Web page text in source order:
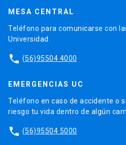
MESA CENTRAL
Teléfono para comunicarse con
Universidad.
phone (56)95504 4000
EMERGENCIAS UC
Teléfono en caso de accidente o
riesgo tu vida dentro de algún
phone (56)95504 5000